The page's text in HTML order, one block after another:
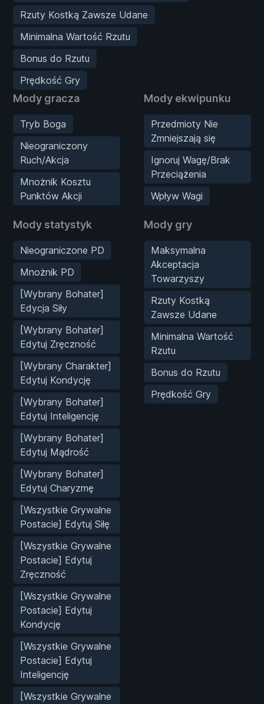
Rzuty Kostką Zawsze Udane
Minimalna Wartość Rzutu
Bonus do Rzutu
Prędkość Gry
Mody gracza
Tryb Boga
Nieograniczony
Ruch/Akcja
Mnożnik Kosztu
Punktów Akcji
Mody statystyk
Nieograniczone PD
Mnożnik PD
[Wybrany Bohater]
Edycja Siły
[Wybrany Bohater]
Edytuj Zręczność
[Wybrany Charakter]
Edytuj Kondycję
[Wybrany Bohater]
Edytuj Inteligencję
[Wybrany Bohater]
Edytuj Mądrość
[Wybrany Bohater]
Edytuj Charyzmę
[Wszystkie Grywalne
Postacie] Edytuj Siłę
[Wszystkie Grywalne
Postacie] Edytuj
Zręczność
[Wszystkie Grywalne
Postacie] Edytuj
Kondycję
[Wszystkie Grywalne
Postacie] Edytuj
Inteligencję
[Wszystkie Grywalne
Mody ekwipunku
Przedmioty Nie
Zmniejszają się
Ignoruj Wagę/Brak
Przeciążenia
Wpływ Wagi
Mody gry
Maksymalna
Akceptacja
Towarzyszy
Rzuty Kostką
Zawsze Udane
Minimalna Wartość
Rzutu
Bonus do Rzutu
Prędkość Gry